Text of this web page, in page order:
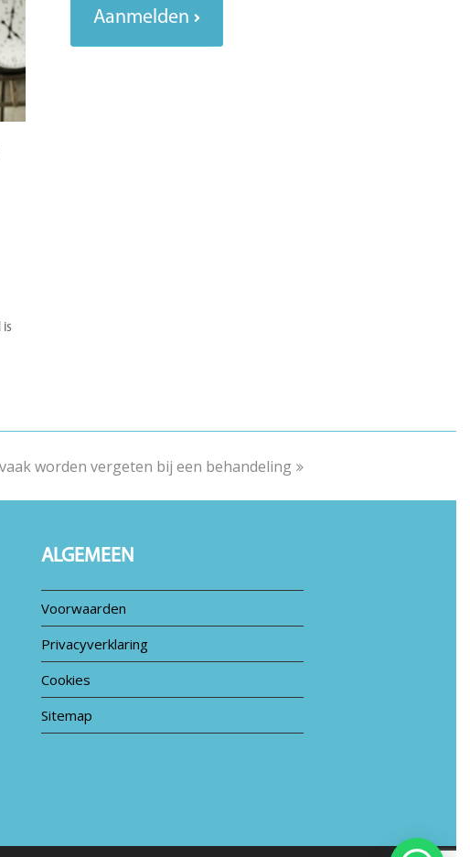
is
Aanmelden
worden vergeten bij een behandeling
ALGEMEEN
Voorwaarden
Privacyverklaring
Cookies
Sitemap